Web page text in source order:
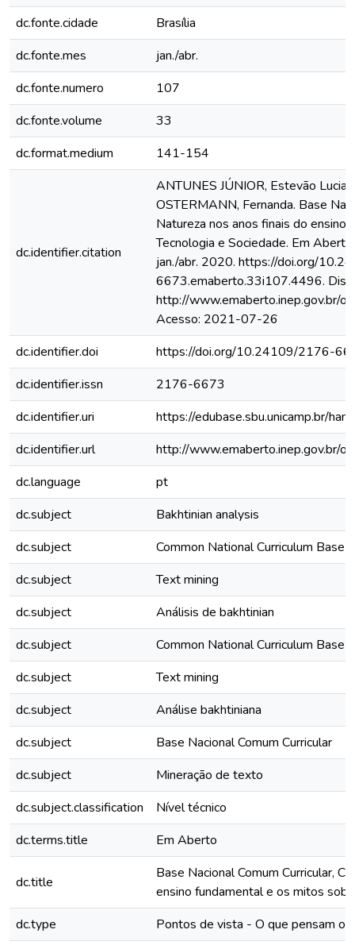
dc.fonte.cidade
Brasília
dc.fonte.mes
jan./abr.
dc.fonte.numero
107
dc.fonte.volume
33
dc.format.medium
141-154
dc.identifier.citation
ANTUNES JÚNIOR, Estevão
OSTERMANN, Fernanda. Base
Natureza nos anos finais do ensino
Tecnologia e Sociedade. Em
jan./abr. 2020. https://doi.org/
6673.emaberto.33i107.4496.
http://www.emaberto.inep.gov.br/
Acesso: 2021-07-26
dc.identifier.doi
https://doi.org/10.24109/2176-
dc.identifier.issn
2176-6673
dc.identifier.uri
https://edubase.sbu.unicamp.br/
dc.identifier.url
http://www.emaberto.inep.gov.br/
dc.language
pt
dc.subject
Bakhtinian analysis
dc.subject
Common National Curriculum Base
dc.subject
Text mining
dc.subject
Análisis de bakhtinian
dc.subject
Common National Curriculum Base
dc.subject
Text mining
dc.subject
Análise bakhtiniana
dc.subject
Base Nacional Comum Curricular
dc.subject
Mineração de texto
dc.subject.classification
Nível técnico
dc.terms.title
Em Aberto
dc.title
Base Nacional Comum Curricular,
ensino fundamental e os mitos
dc.type
Pontos de vista - O que pensam